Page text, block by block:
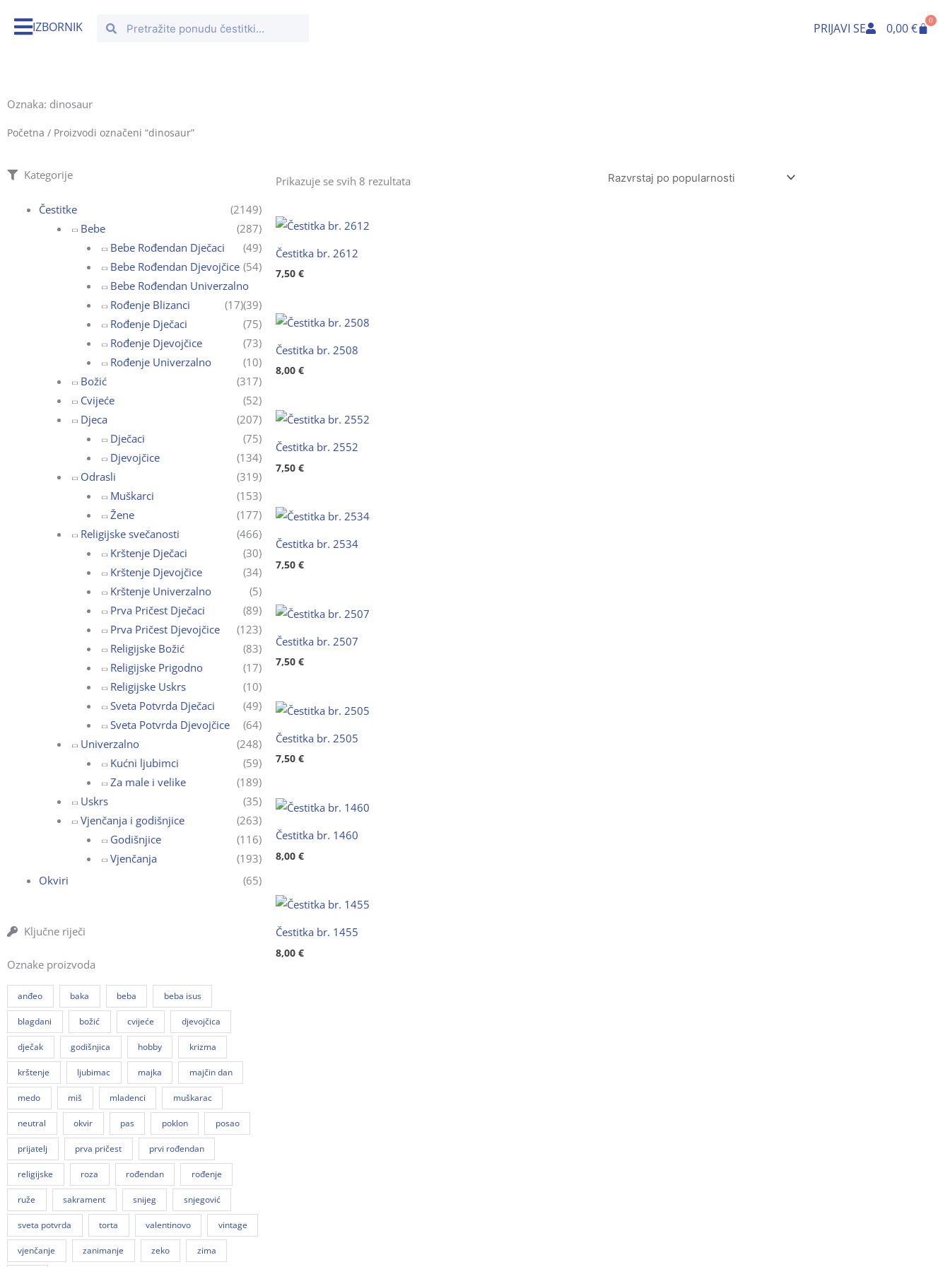
IZBORNIK SearchSearch PRIJAVI SE 0,00€
0
Cart
Oznaka: dinosaur
Početna / Proizvodi označeni “dinosaur”
Kategorije
Čestitke
(2149)
Bebe
(287)
Bebe Rođendan Dječaci
(49)
Bebe Rođendan Djevojčice (54)
Bebe Rođendan Univerzalno
(39)
Rođenje Blizanci
(17)
Rođenje Dječaci
(75)
Rođenje Djevojčice
(73)
Rođenje Univerzalno
(10)
Božić
(317)
Cvijeće
(52)
Djeca
(207)
Dječaci
(75)
Djevojčice
(134)
Odrasli
(319)
Muškarci
(153)
Žene
(177)
Religijske svečanosti
(466)
Krštenje Dječaci
(30)
Krštenje Djevojčice
(34)
Krštenje Univerzalno
(5)
Prva Pričest Dječaci
(89)
Prva Pričest Djevojčice
(123)
Religijske Božić
(83)
Religijske Prigodno
(17)
Religijske Uskrs
(10)
Sveta Potvrda Dječaci
(49)
Sveta Potvrda Djevojčice
(64)
Univerzalno
(248)
Kućni ljubimci
(59)
Za male i velike
(189)
Uskrs
(35)
Vjenčanja i godišnjice
(263)
Godišnjice
(116)
Vjenčanja
(193)
Okviri
(65)
Ključne riječi
Oznake proizvoda
anđeo baka beba beba isus
blagdani božić cvijeće djevojčica
dječak godišnjica hobby krizma
krštenje ljubimac majka majčin dan
medo miš mladenci muškarac
neutral okvir pas poklon posao
prijatelj prva pričest prvi rođendan
religijske roza rođendan rođenje
ruže sakrament snijeg snjegović
sveta potvrda torta valentinovo vintage
vjenčanje zanimanje zeko zima
Prikazuje se svih 8 rezultatapo
Čestitka br. 2612
7,50 €
Čestitka br. 2508
8,00 €
Čestitka br. 2552
7,50 €
Čestitka br. 2534
7,50 €
Čestitka br. 2507
7,50 €
Čestitka br. 2505
7,50 €
Čestitka br. 1460
8,00 €
Čestitka br. 1455
8,00 €